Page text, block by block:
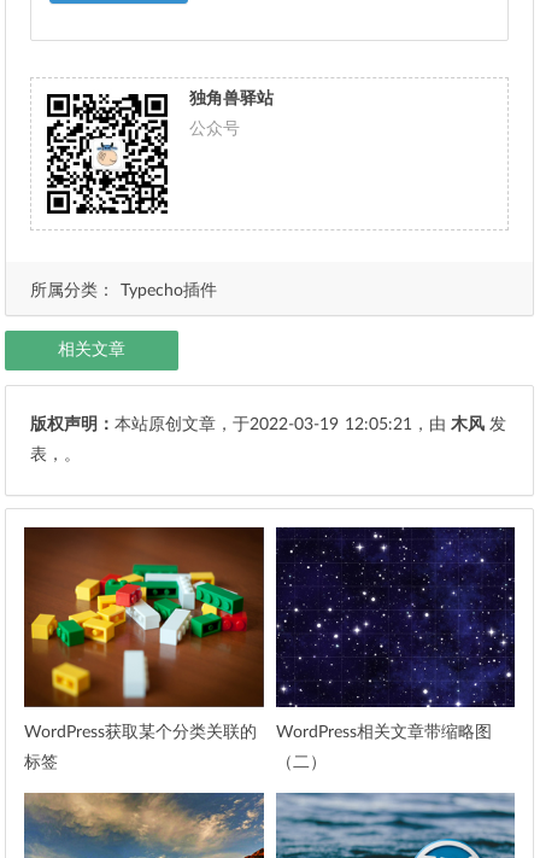
所属分类： Typecho插件
独角兽驿站
公众号
相关文章
版权声明：本站原创文章，于2022-03-19 12:05:21 ，由木风 发
表，。
WordPress获取某个分类关联的
标签
WordPress相关文章带缩略图
（二）